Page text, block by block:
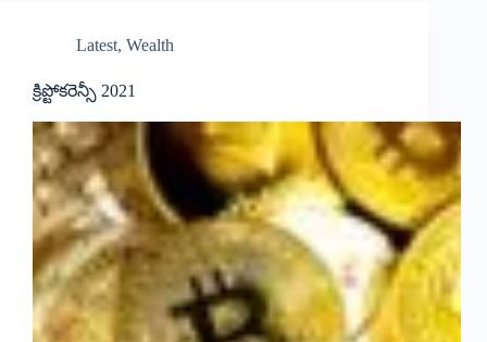
Latest, Wealth
క్రిప్టోకరెన్సీ 2021